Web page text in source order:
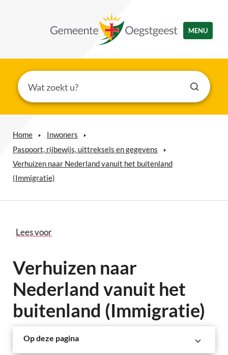
MENU
Home
Inwoners
Paspoort, rijbewijs, uittreksels en gegevens
Verhuizen naar Nederland vanuit het buitenland
(Immigratie)
Lees voor
Verhuizen naar
Nederland vanuit het
buitenland (Immigratie)
Op deze pagina